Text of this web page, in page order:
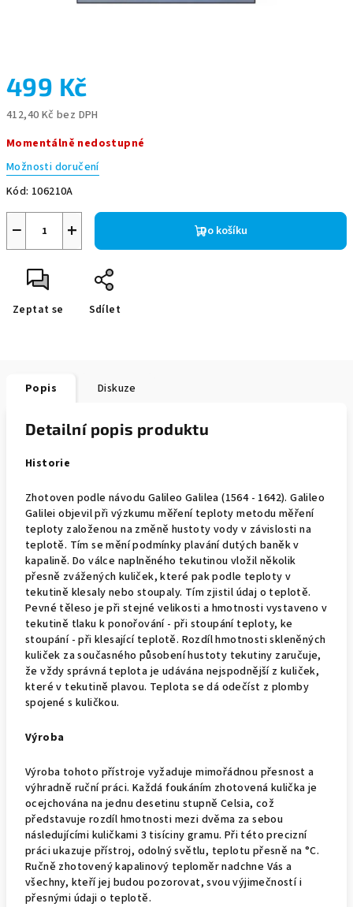
499 Kč
412,40 Kč bez DPH
cena:
Momentálně nedostupné
Možnosti doručení
Kód: 106210A
+
− Do košíku
Zeptat se Sdílet
Popis Diskuze
Detailní popis produktu
Historie
Zhotoven podle návodu Galileo Galilea (1564 - 1642). Galileo
Galilei objevil při výzkumu měření teploty metodu měření
teploty založenou na změně hustoty vody v závislosti na
teplotě. Tím se mění podmínky plavání dutých baněk v
kapalině. Do válce naplněného tekutinou vložil několik
přesně zvážených kuliček, které pak podle teploty v
tekutině klesaly nebo stoupaly. Tím zjistil údaj o teplotě.
Pevné těleso je při stejné velikosti a hmotnosti vystaveno v
tekutině tlaku k ponořování - při stoupání teploty, ke
stoupání - při klesající teplotě. Rozdíl hmotnosti skleněných
kuliček za současného působení hustoty tekutiny zaručuje,
že vždy správná teplota je udávána nejspodnější z kuliček,
které v tekutině plavou. Teplota se dá odečíst z plomby
spojené s kuličkou.
Výroba
Výroba tohoto přístroje vyžaduje mimořádnou přesnost a
výhradně ruční práci. Každá foukáním zhotovená kulička je
ocejchována na jednu desetinu stupně Celsia, což
představuje rozdíl hmotnosti mezi dvěma za sebou
následujícími kuličkami 3 tisíciny gramu. Při této precizní
práci ukazuje přístroj, odolný světlu, teplotu přesně na °C.
Ručně zhotovený kapalinový teploměr nadchne Vás a
všechny, kteří jej budou pozorovat, svou výjimečností i
přesnými údaji o teplotě.